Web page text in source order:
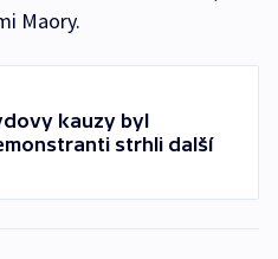
Maory.
kauzy byl
strhli další